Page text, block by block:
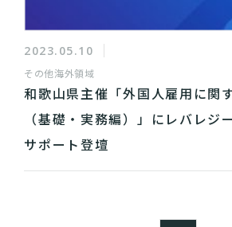
2023.05.10
その他海外領域
和歌山県主催「外国人雇用に関
（基礎・実務編）」にレバレジ
サポート登壇